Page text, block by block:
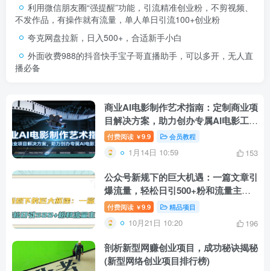
利用微信朋友圈“强提醒”功能，引流精准创业粉，不剪视频、
不发作品，有操作就有流量，单人单日引流100+创业粉
夸克网盘拉新，日入500+，合适新手小白
外面收费988的抖音快手宝子哥直播助手，可以多开，无人直
播必备
商业AI电影制作艺术指南：定制商业项
目解决方案，助力创办专属AI电影工作
室
付费阅读 ￥9.9 会员教程
1月14日 10:59 153
公众号新规下的巨大机遇：一篇文章引
爆流量，轻松日引500+粉和流量主双
方收益
付费阅读 ￥9.9 精品项目
10月21日 10:20 196
剖析新型网赚创业项目，成功秘诀揭秘
(新型网络创业项目排行榜)